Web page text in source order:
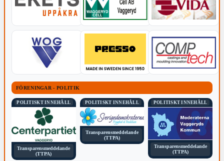
FÖRENINGAR - POLITIK
POLITISKT INNEHÅLL
Transparensmeddelande
(TTPA)
POLITISKT INNEHÅLL
Transparensmeddelande
(TTPA)
POLITISKT INNEHÅLL
Transparensmeddelande
(TTPA)